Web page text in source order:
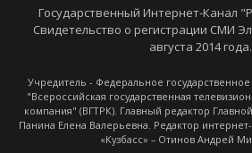
Государственный Интернет-Канал
Свидетельство о регистрации СМИ
августа 2014 года.
Учредитель - Федеральное
"Всероссийская государственная
компания" (ВГТРК). Главный редактор
Панина Елена Валерьевна. Редактор
«Кузбасс» – Отинов Андрей